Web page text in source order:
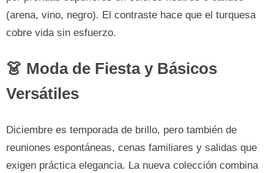
(arena, vino, negro). El contraste hace que el turquesa
cobre vida sin esfuerzo.
👗 Moda de Fiesta y Básicos
Versátiles
Diciembre es temporada de brillo, pero también de
reuniones espontáneas, cenas familiares y salidas que
exigen práctica elegancia. La nueva colección combina